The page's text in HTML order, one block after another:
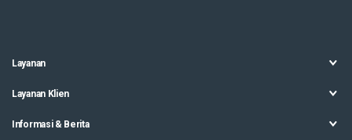
Layanan
Layanan Klien
Informasi & Berita